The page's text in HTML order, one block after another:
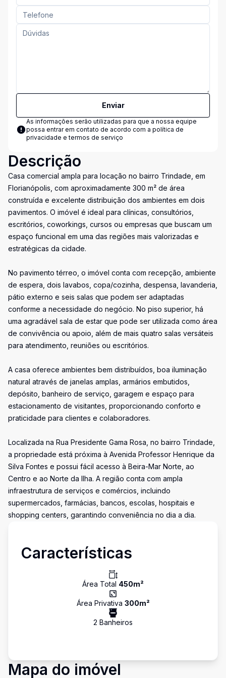
Enviar
As informações serão utilizadas para que a nossa equipe
possa entrar em contato de acordo com a política de
privacidade e termos de serviço
Descrição
Casa comercial ampla para locação no bairro Trindade, em
Florianópolis, com aproximadamente 300 m² de área
construída e excelente distribuição dos ambientes em dois
pavimentos. O imóvel é ideal para clínicas, consultórios,
escritórios, coworkings, cursos ou empresas que buscam um
espaço funcional em uma das regiões mais valorizadas e
estratégicas da cidade.
No pavimento térreo, o imóvel conta com recepção, ambiente
de espera, dois lavabos, copa/cozinha, despensa, lavanderia,
pátio externo e seis salas que podem ser adaptadas
conforme a necessidade do negócio. No piso superior, há
uma agradável sala de estar que pode ser utilizada como área
de convivência ou apoio, além de mais quatro salas versáteis
para atendimento, reuniões ou escritórios.
A casa oferece ambientes bem distribuídos, boa iluminação
natural através de janelas amplas, armários embutidos,
depósito, banheiro de serviço, garagem e espaço para
estacionamento de visitantes, proporcionando conforto e
praticidade para clientes e colaboradores.
Localizada na Rua Presidente Gama Rosa, no bairro Trindade,
a propriedade está próxima à Avenida Professor Henrique da
Silva Fontes e possui fácil acesso à Beira-Mar Norte, ao
Centro e ao Norte da Ilha. A região conta com ampla
infraestrutura de serviços e comércios, incluindo
supermercados, farmácias, bancos, escolas, hospitais e
shopping centers, garantindo conveniência no dia a dia.
Características
Área Total 450m²
Área Privativa 300m²
2 Banheiros
Mapa do imóvel